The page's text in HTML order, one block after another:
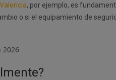
, por ejemplo, es
o si el equipamiento de